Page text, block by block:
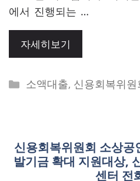
에서 진행되는 …
자세히보기
Categories
소액대출, 신용회복위원
신용회복위원회 소상
발기금 확대 지원대상,
센터 전